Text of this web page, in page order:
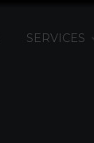
SERVICES